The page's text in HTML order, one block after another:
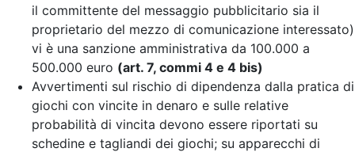
il committente del messaggio pubblicitario sia il
proprietario del mezzo di comunicazione interessato)
vi è una sanzione amministrativa da 100.000 a
500.000 euro (art. 7, commi 4 e 4 bis)
Avvertimenti sul rischio di dipendenza dalla pratica di
giochi con vincite in denaro e sulle relative
probabilità di vincita devono essere riportati su
schedine e tagliandi dei giochi; su apparecchi di